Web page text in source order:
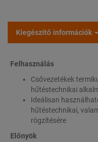
Kiegészítő információk
Felhasználás
Csővezetékek
hűtéstechnikai
Ideálisan
hűtéstechnikai,
rögzítésére
Előnyök